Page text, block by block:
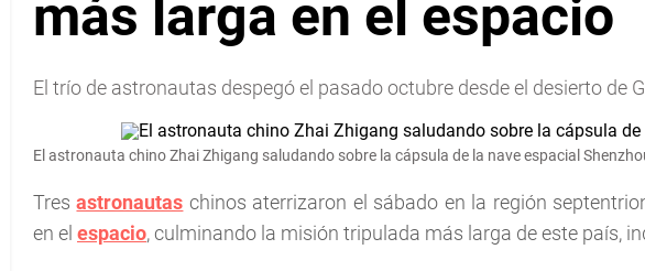
más larga en el espacio
El trío de astronautas despegó el pasado octubre desde el desierto de
El astronauta chino Zhai Zhigang saludando sobre la cápsula de la nave espacial
Tresastronautas chinos aterrizaron el sábado en la región
en el espacio, culminando la misión tripulada más larga de este país,